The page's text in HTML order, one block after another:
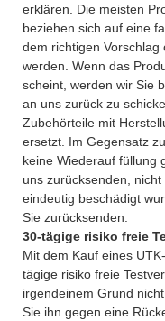
erklären. Die meisten
beziehen sich auf eine
dem richtigen
werden. Wenn das
scheint, werden wir Sie
an uns zurück zu
Zubehörteile mit
ersetzt. Im Gegensatz
keine Wiederauf füllung
uns zurücksenden,
eindeutig beschädigt
Sie zurücksenden.
30-tägige risiko freie
Mit dem Kauf eines
tägige risiko freie
irgendeinem Grund
Sie ihn gegen eine